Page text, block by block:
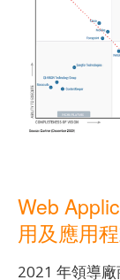
Web
用及應用
2021 年領導廠